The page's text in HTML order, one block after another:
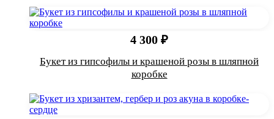
4 300 ₽
Букет из гипсофилы и крашеной розы в шляпной
коробке